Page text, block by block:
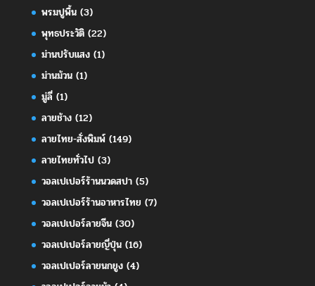
พรมปูพื้น(3)
พุทธประวัติ(22)
ม่านปรับแสง(1)
ม่านม้วน(1)
มู่ลี่(1)
ลายช้าง(12)
ลายไทย-สั่งพิมพ์(149)
ลายไทยทั่วไป(3)
วอลเปเปอร์ร้านนวดสปา(5)
วอลเปเปอร์ร้านอาหารไทย (7)
วอลเปเปอร์ลายจีน(30)
วอลเปเปอร์ลายญี่ปุ่น(16)
วอลเปเปอร์ลายนกยูง(4)